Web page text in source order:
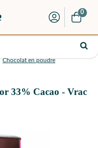
0
Chocolat en poudre
33% Cacao - Vrac